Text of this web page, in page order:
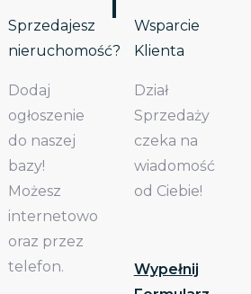
Sprzedajesz
nieruchomość?
Dodaj
ogłoszenie
do naszej
bazy!
Możesz
internetowo
oraz przez
telefon.
Wsparcie
Klienta
Dział
Sprzedaży
czeka na
wiadomość
od Ciebie!
Wypełnij